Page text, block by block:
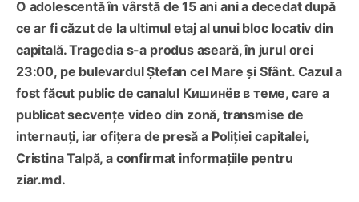
O adolescentă în vârstă de 15 ani ani a decedat după
ce ar fi căzut de la ultimul etaj al unui bloc locativ din
capitală. Tragedia s-a produs aseară, în jurul orei
23:00, pe bulevardul Ștefan cel Mare și Sfânt. Cazul a
fost făcut public de canalul Кишинёв в теме, care a
publicat secvențe video din zonă, transmise de
internauți, iar ofițera de presă a Poliției capitalei,
Cristina Talpă, a confirmat informațiile pentru
ziar.md.